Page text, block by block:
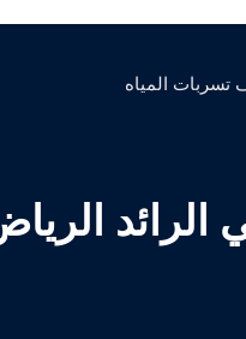
المياه